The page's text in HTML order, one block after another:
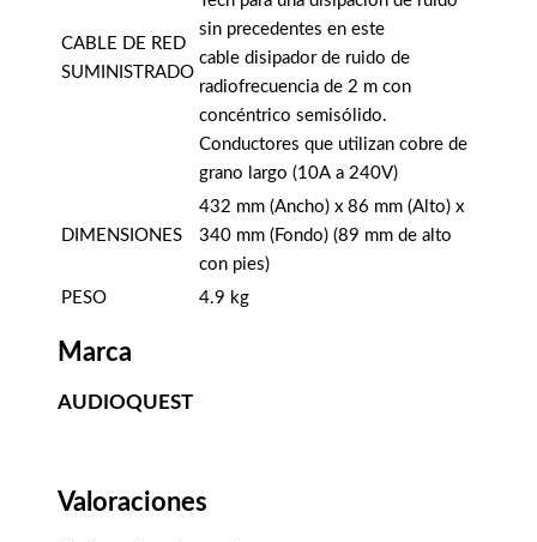
CABLE DE RED
SUMINISTRADO
sin precedentes en este
cable disipador de ruido de
radiofrecuencia de 2 m con
concéntrico semisólido.
Conductores que utilizan cobre de
grano largo (10A a 240V)
DIMENSIONES
432 mm (Ancho) x 86 mm (Alto) x
340 mm (Fondo) (89 mm de alto
con pies)
PESO
4.9 kg
Marca
AUDIOQUEST
Valoraciones